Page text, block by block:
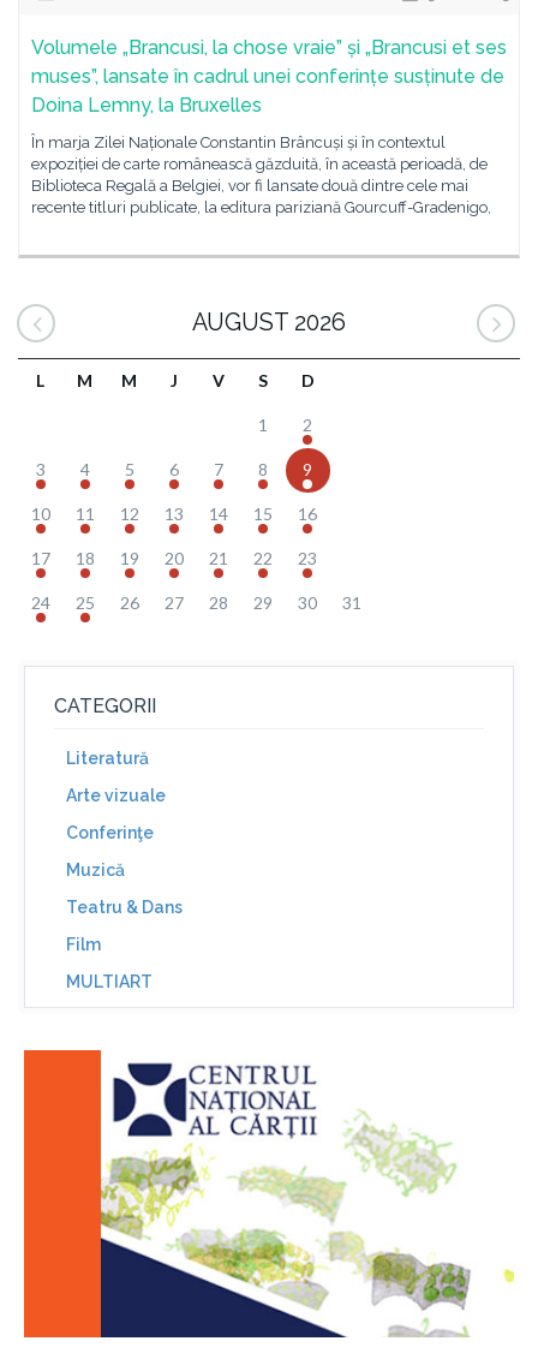
Volumele „Brancusi, la chose vraie” și „Brancusi et ses
muses”, lansate în cadrul unei conferințe susținute de
Doina Lemny, la Bruxelles
În marja Zilei Naționale Constantin Brâncuși și în contextul
expoziției de carte românească găzduită, în această perioadă, de
Biblioteca Regală a Belgiei, vor fi lansate două dintre cele mai
recente titluri publicate, la editura pariziană Gourcuff-Gradenigo,
AUGUST 2026
L M M J V S D
1 2
3 4 5 6 7 8 9
10 11 12 13 14 15 16
17 18 19 20 21 22 23
24 25 26 27 28 29 30 31
CATEGORII
Literatură
Arte vizuale
Conferinţe
Muzică
Teatru & Dans
Film
MULTIART